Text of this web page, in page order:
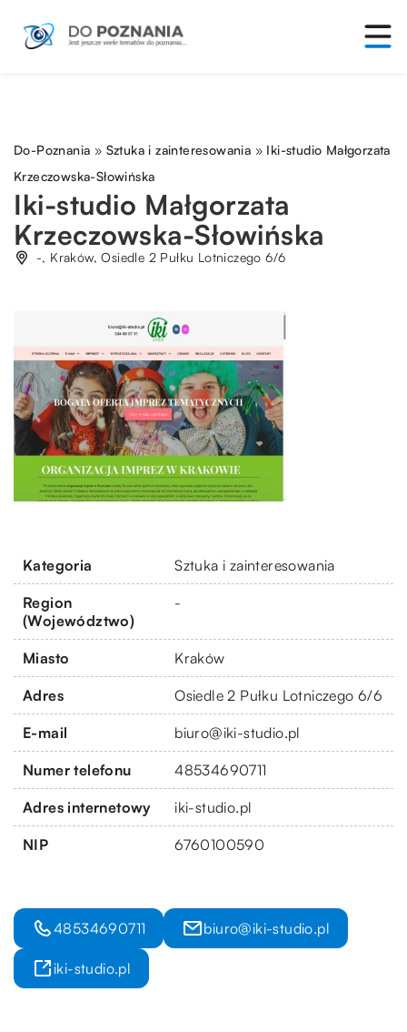
Do-Poznania » Sztuka i zainteresowania » Iki-studio Małgorzata
Krzeczowska-Słowińska
Iki-studio Małgorzata
Krzeczowska-Słowińska
-, Kraków, Osiedle 2 Pułku Lotniczego 6/6
Kategoria Sztuka i zainteresowania
Region
(Województwo)
-
Miasto Kraków
Adres Osiedle 2 Pułku Lotniczego 6/6
E-mail biuro@iki-studio.pl
Numer telefonu 48534690711
Adres internetowy iki-studio.pl
NIP 6760100590
48534690711 biuro@iki-studio.pl
iki-studio.pl